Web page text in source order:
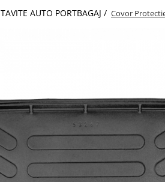
TAVITE AUTO PORTBAGAJ / Covor